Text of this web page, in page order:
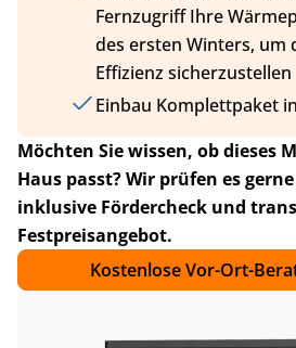
Fernzugriff Ihre
des ersten Winters, um
Effizienz sicherzustellen
Einbau Komplettpaket
Möchten Sie wissen, ob dieses
Haus passt? Wir prüfen es
inklusive Fördercheck und
Festpreisangebot.
Kostenlose Vor-Ort-